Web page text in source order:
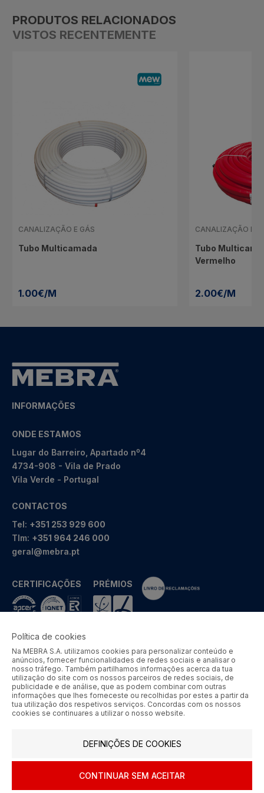
PRODUTOS RELACIONADOS
VISTOS RECENTEMENTE
CANALIZAÇÃO E GÁS
Tubo Multicamada
1.00€/M
CANALIZAÇÃO E
Tubo
Vermelho
2.00€/M
INFORMAÇÕES
ONDE ESTAMOS
Lugar do Barreiro, Apartado nº4
4734-908 - Vila de Prado
Vila Verde - Portugal
CONTACTOS
Tel: +351 253 929 600
Tlm: +351 964 246 000
geral@mebra.pt
CERTIFICAÇÕES PRÉMIOS
MEBRA - Comércio por Grosso de Metais e Acessórios de Braga
S.A. © 2026 Todos os direitos reservados.
Aos preços apresentados acresce IVA à taxa em vigor.
SIGA-NOS
Política de cookies
Na MEBRA S.A. utilizamos cookies para personalizar conteúdo e
anúncios, fornecer funcionalidades de redes sociais e analisar o
nosso tráfego. Também partilhamos informações acerca da tua
utilização do site com os nossos parceiros de redes sociais, de
publicidade e de análise, que as podem combinar com outras
informações que lhes forneceste ou recolhidas por estes a partir da
tua utilização dos respetivos serviços. Concordas com os nossos
cookies se continuares a utilizar o nosso website.
DEFINIÇÕES DE COOKIES
CONTINUAR SEM ACEITAR